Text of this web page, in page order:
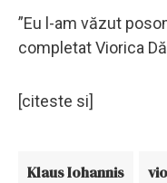
”Eu l-am văzut
completat Viorica
[citeste si]
Klaus Iohannis